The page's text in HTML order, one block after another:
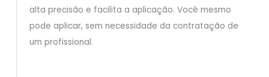
alta precisão e facilita a aplicação. Você mesmo
pode aplicar, sem necessidade da contratação de
um profissional.